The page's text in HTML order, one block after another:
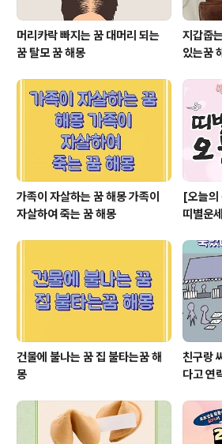
머리카락 빠지는 꿈 대머리 되는
꿈 탈모 꿈 해몽
지갑줍
있는꿈
가족이 자살하는 꿈 해몽 가족이
자살하여 죽는 꿈 해몽
[오늘의
띠별운세
건물에 불나는 꿈 집 불타는꿈 해
몽
친구랑
다고 연